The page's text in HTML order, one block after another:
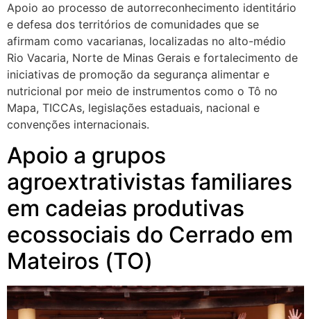
Apoio ao processo de autorreconhecimento identitário
e defesa dos territórios de comunidades que se
afirmam como vacarianas, localizadas no alto-médio
Rio Vacaria, Norte de Minas Gerais e fortalecimento de
iniciativas de promoção da segurança alimentar e
nutricional por meio de instrumentos como o Tô no
Mapa, TICCAs, legislações estaduais, nacional e
convenções internacionais.
Apoio a grupos
agroextrativistas familiares
em cadeias produtivas
ecossociais do Cerrado em
Mateiros (TO)